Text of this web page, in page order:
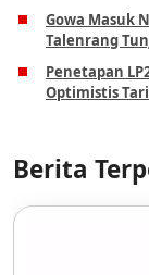
Gowa Masuk
Talenrang
Penetapan
Optimistis
Berita